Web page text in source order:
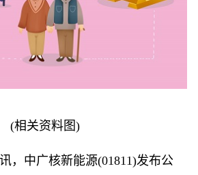
(相关资料图)
，中广核新能源(01811)发布公